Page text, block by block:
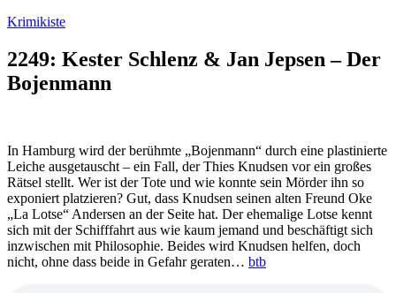
Zum
springen
Krimikiste
2249: Kester Schlenz & Jan Jepsen – Der
Bojenmann
In Hamburg wird der berühmte „Bojenmann“ durch eine plastinierte
Leiche ausgetauscht – ein Fall, der Thies Knudsen vor ein großes
Rätsel stellt. Wer ist der Tote und wie konnte sein Mörder ihn so
exponiert platzieren? Gut, dass Knudsen seinen alten Freund Oke
„La Lotse“ Andersen an der Seite hat. Der ehemalige Lotse kennt
sich mit der Schifffahrt aus wie kaum jemand und beschäftigt sich
inzwischen mit Philosophie. Beides wird Knudsen helfen, doch
nicht, ohne dass beide in Gefahr geraten… btb